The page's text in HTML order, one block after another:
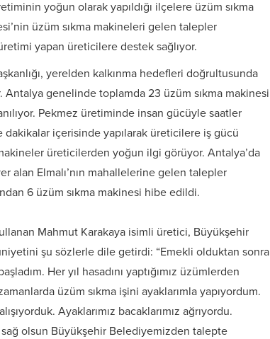
yoğun olarak yapıldığı ilçelere üzüm sıkma
üzüm sıkma makineleri gelen talepler
yapan üreticilere destek sağlıyor.
yerelden kalkınma hedefleri doğrultusunda
genelinde toplamda 23 üzüm sıkma makinesi
Pekmez üretiminde insan gücüyle saatler
dakikalar içerisinde yapılarak üreticilere iş gücü
üreticilerden yoğun ilgi görüyor. Antalya’da
alan Elmalı’nın mahallelerine gelen talepler
6 üzüm sıkma makinesi hibe edildi.
Mahmut Karakaya isimli üretici, Büyükşehir
şu sözlerle dile getirdi: “Emekli olduktan sonra
Her yıl hasadını yaptığımız üzümlerden
üzüm sıkma işini ayaklarımla yapıyordum.
Ayaklarımız bacaklarımız ağrıyordu.
sağ olsun Büyükşehir Belediyemizden talepte